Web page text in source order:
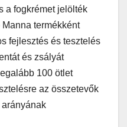
a fogkrémet jelölték
termékként
fejlesztés és tesztelés
és zsályát
100 ötlet
az összetevők